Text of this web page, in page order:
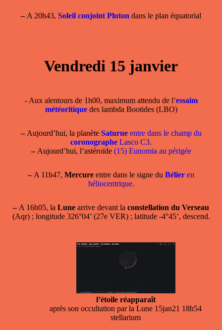
–A 20h43, Soleil conjoint Pluton dans le plan équatorial
Vendredi 15 janvier
- Aux alentours de 1h00, maximum attendu de l’essaim
météoritiquedes lambda Bootides (LBO)
–Aujourd’hui, la planète Saturne entre dans le champ du
coronographe Lasco C3.
–Aujourd’hui, l’astéroïde (15) Eunomia au périgée
–A 11h47, Mercure entre dans le signe du Bélier en
héliocentrique.
–A 16h05, la Lune arrive devant la constellation du Verseau
(Aqr) ; longitude 326°04’ (27e VER) ; latitude -4°45’, descend.
l’étoile réapparaît
après son occultation par la Lune 15jan21 18h54
stellarium